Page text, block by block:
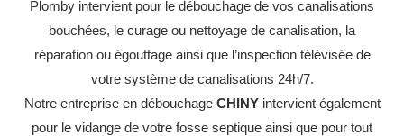
Plomby intervient pour le débouchage de vos canalisations
bouchées, le curage ou nettoyage de canalisation, la
réparation ou égouttage ainsi que l’inspection télévisée de
votre système de canalisations 24h/7.
Notre entreprise en débouchage CHINYintervient également
pour le vidange de votre fosse septique ainsi que pour tout